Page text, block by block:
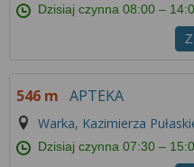
Dzisiaj czynna08:00 –
546 m APTEKA
Warka, Kazimierza
Dzisiaj czynna07:30 –